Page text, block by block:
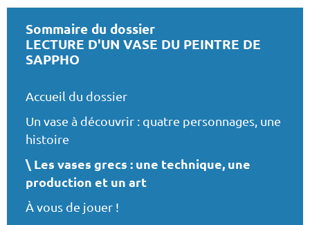
Sommaire du dossier
LECTURE D'UN VASE DU PEINTRE DE
SAPPHO
Accueil du dossier
Un vase à découvrir : quatre personnages, une
histoire
Les vases grecs : une technique, une
production et un art
À vous de jouer !